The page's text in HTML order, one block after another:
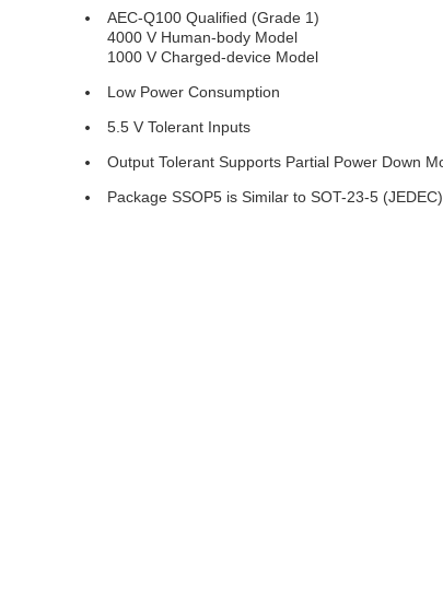
AEC-Q100 Qualified (Grade 1)
4000 V Human-body Model
1000 V Charged-device Model
Low Power Consumption
5.5 V Tolerant Inputs
Output Tolerant Supports Partial Power Down
Package SSOP5 is Similar to SOT-23-5 (JEDEC)